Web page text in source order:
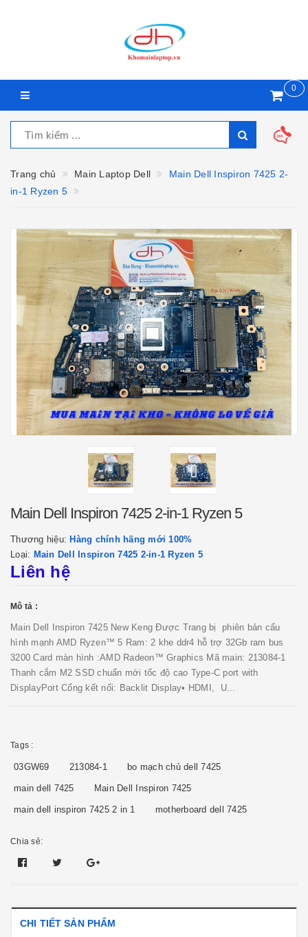
0
Trang chủ Main Laptop Dell
Main Dell Inspiron 7425 2-
in-1 Ryzen 5
Main Dell Inspiron 7425 2-in-1 Ryzen 5
Thương hiệu: Hàng chính hãng mới 100%
Loại: Main Dell Inspiron 7425 2-in-1 Ryzen 5
Liên hệ
Mô tả :
Main Dell Inspiron 7425 New Keng Được Trang bị phiên bản cấu
hình mạnh AMD Ryzen™ 5 Ram: 2 khe ddr4 hỗ trợ 32Gb ram bus
3200 Card màn hình :AMD Radeon™ Graphics Mã main: 213084-1
Thanh cắm M2 SSD chuẩn mới tốc độ cao Type-C port with
DisplayPort Cổng kết nối: Backlit Display• HDMI, U...
Tags :
03GW69 213084-1 bo mạch chủ dell 7425
main dell 7425 Main Dell Inspiron 7425
main dell inspiron 7425 2 in 1 motherboard dell 7425
Chia sẻ:
CHI TIẾT SẢN PHẨM